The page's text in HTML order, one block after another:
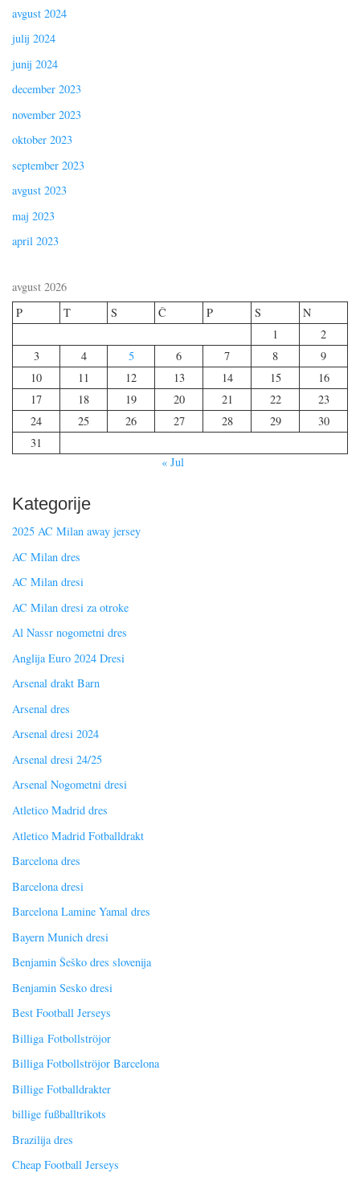
avgust 2024
julij 2024
junij 2024
december 2023
november 2023
oktober 2023
september 2023
avgust 2023
maj 2023
april 2023
avgust 2026
P
T S Č P S
N
1
2
3
4 5 6 7 8
9
10
11 12 13 14 15
16
17
18 19 20 21 22
23
24
25 26 27 28 29
30
31
« Jul
Kategorije
2025 AC Milan away jersey
AC Milan dres
AC Milan dresi
AC Milan dresi za otroke
Al Nassr nogometni dres
Anglija Euro 2024 Dresi
Arsenal drakt Barn
Arsenal dres
Arsenal dresi 2024
Arsenal dresi 24/25
Arsenal Nogometni dresi
Atletico Madrid dres
Atletico Madrid Fotballdrakt
Barcelona dres
Barcelona dresi
Barcelona Lamine Yamal dres
Bayern Munich dresi
Benjamin Šeško dres slovenija
Benjamin Sesko dresi
Best Football Jerseys
Billiga Fotbollströjor
Billiga Fotbollströjor Barcelona
Billige Fotballdrakter
billige fußballtrikots
Brazilija dres
Cheap Football Jerseys